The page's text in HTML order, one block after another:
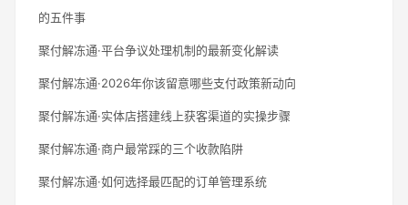
的五件事
聚付解冻通·平台争议处理机制的最新变化解读
聚付解冻通·2026年你该留意哪些支付政策新动向
聚付解冻通·实体店搭建线上获客渠道的实操步骤
聚付解冻通·商户最常踩的三个收款陷阱
聚付解冻通·如何选择最匹配的订单管理系统